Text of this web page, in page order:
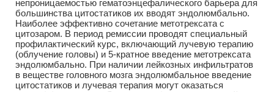
непроницаемостью гематоэнцефалического барьера для
большинства цитостатиков их вводят эндолюмбально.
Наиболее эффективно сочетание метотрексата с
цитозаром. В период ремиссии проводят специальный
профилактический курс, включающий лучевую терапию
(облучение головы) и 5-кратное введение метотрексата
эндолюмбально. При наличии лейкозных инфильтратов
в веществе головного мозга эндолюмбальное введение
цитостатиков и лучевая терапия могут оказаться